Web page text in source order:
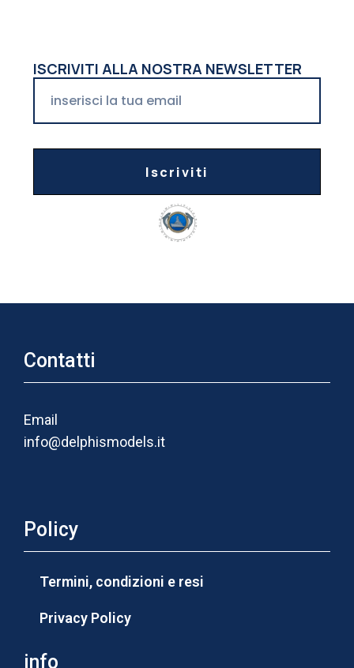
ISCRIVITI ALLA NOSTRA NEWSLETTER
Iscriviti
Contatti
Email
info@delphismodels.it
Policy
Termini, condizioni e resi
Privacy Policy
info